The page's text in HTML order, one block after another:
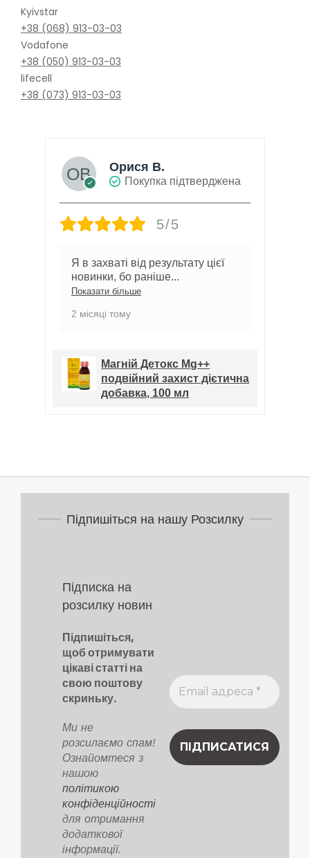
Kyivstar
+38 (068) 913-03-03
Vodafone
+38 (050) 913-03-03
lifecell
+38 (073) 913-03-03
Орися В.
Покупка підтверджена
5/5
Я в захваті від результату цієї
новинки, бо раніше...
Показати більше
2 місяці тому
Магній Детокс Mg++
подвійний захист дієтична
добавка, 100 мл
Підпишіться на нашу Розсилку
Підписка на
розсилку новин
Підпишіться,
щоб отримувати
цікаві статті на
свою поштову
скриньку.
Ми не
розсилаємо спам!
Ознайомтеся з
нашою
політикою
конфіденційності
для отримання
додаткової
інформації.